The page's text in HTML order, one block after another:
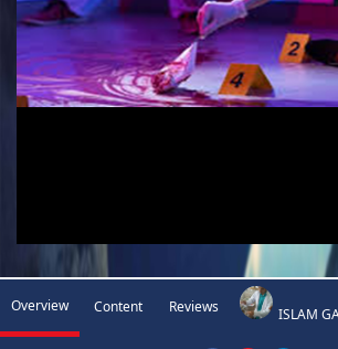
Overview Content Reviews ISLAM